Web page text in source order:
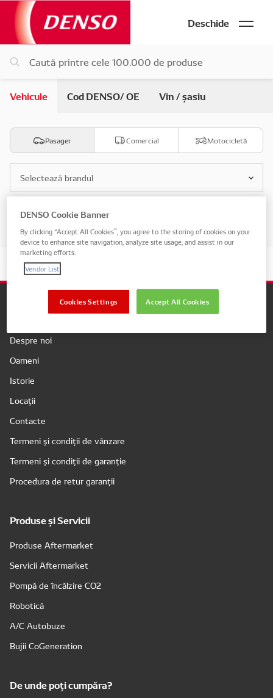
Deschide
Vehicule Cod DENSO/ OE Vin / șasiu
Pasager Comercial Motocicletă
Selectează brandul
Selectează modelul
Companie
Despre noi
Oameni
Istorie
Locații
Contacte
Termeni și condiții de vânzare
Termeni și condiții de garanție
Procedura de retur garanții
Produse și Servicii
Produse Aftermarket
Servicii Aftermarket
Pompă de încălzire CO2
Robotică
A/C Autobuze
Bujii CoGeneration
De unde poți cumpăra?
DENSO Cookie Banner
By clicking “Accept All Cookies”, you agree to the storing of cookies on your
device to enhance site navigation, analyze site usage, and assist in our
marketing efforts.
Vendor List
Accept All Cookies
Cookies Settings